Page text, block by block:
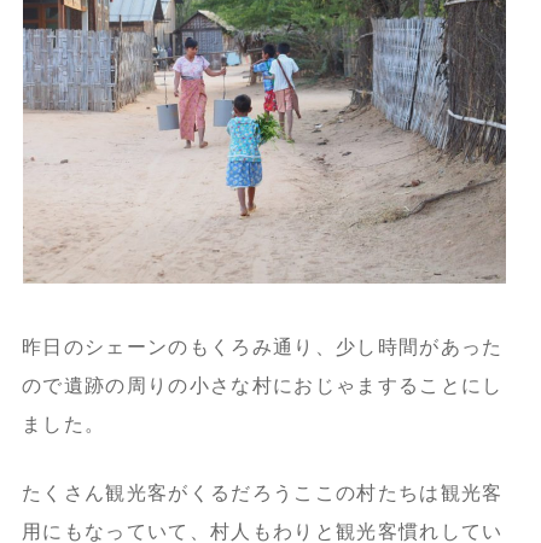
昨日のシェーンのもくろみ通り、少し時間があった
ので遺跡の周りの小さな村におじゃますることにし
ました。
たくさん観光客がくるだろうここの村たちは観光客
用にもなっていて、村人もわりと観光客慣れしてい